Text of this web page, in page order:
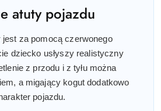
atuty pojazdu
za pomocą czerwonego
dziecko usłyszy realistyczny
z przodu i z tyłu można
a migający kogut dodatkowo
pojazdu.